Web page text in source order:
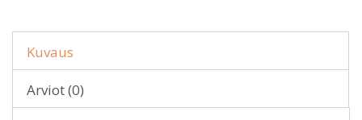
Kuvaus
Arviot (0)